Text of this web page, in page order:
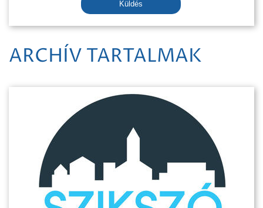
Küldés
ARCHÍV TARTALMAK